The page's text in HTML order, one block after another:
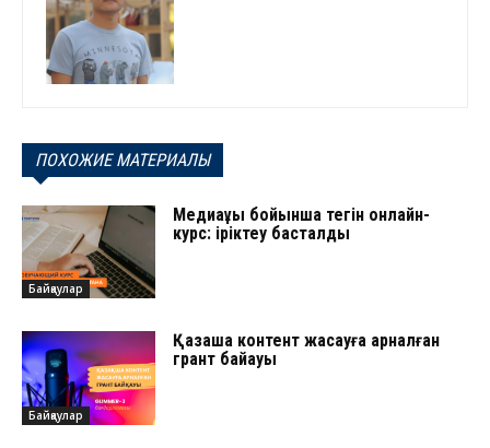
ПОХОЖИЕ МАТЕРИАЛЫ
Байқаулар
Медиақұқық бойынша тегін онлайн-
курс: іріктеу басталды
Байқаулар
Қазақша контент жасауға арналған
грант байқауы